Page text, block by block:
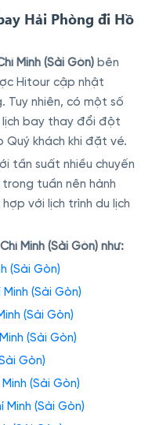
Hải Phòng đi Hồ
Minh (Sài Gòn) bên
Hitour cập nhật
Tuy nhiên, có một số
bay thay đổi đột
khách khi đặt vé.
tần suất nhiều chuyến
tuần nên hành
với lịch trình du lịch
Minh (Sài Gòn) như:
(Sài Gòn)
(Sài Gòn)
(Sài Gòn)
(Sài Gòn)
Gòn)
(Sài Gòn)
(Sài Gòn)